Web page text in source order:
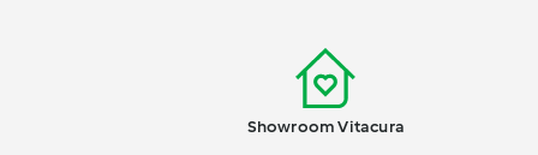
Showroom Vitacura